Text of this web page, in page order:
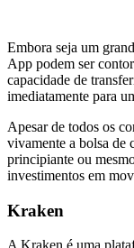
Embora seja um
App podem ser
capacidade de
imediatamente para
Apesar de todos os
vivamente a bolsa de
principiante ou
investimentos em
Kraken